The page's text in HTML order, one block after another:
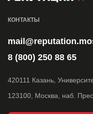
КОНТАКТЫ
8 (800) 250 88 65
420111 Казань,
123100, Москва, наб.